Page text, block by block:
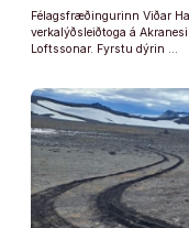
Félagsfræðingurinn Viðar
verkalýðsleiðtoga á
Loftssonar. Fyrstu dýrin …